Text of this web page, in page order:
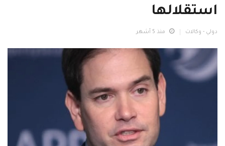
استقلالها
دولي - وكالات منذ 5 أشهر